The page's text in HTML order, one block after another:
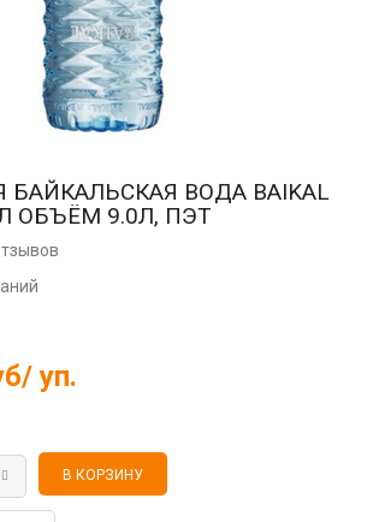
БАЙКАЛЬСКАЯ ВОДА BAIKAL
ОБЪЁМ 9.0Л, ПЭТ
уп.